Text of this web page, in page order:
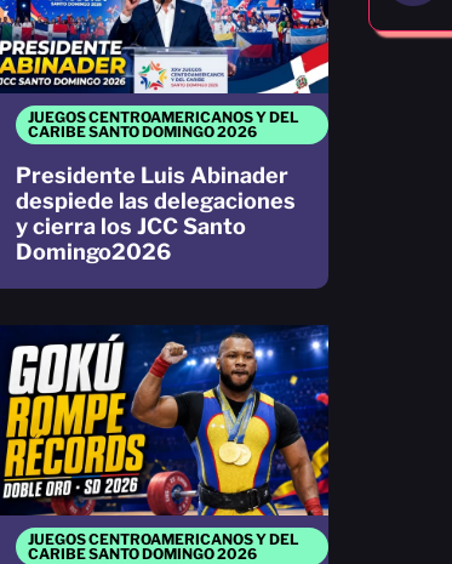
JUEGOS CENTROAMERICANOS Y DEL
CARIBE SANTO DOMINGO 2026
Presidente Luis Abinader
despiede las delegaciones
y cierra los JCC Santo
Domingo2026
JUEGOS CENTROAMERICANOS Y DEL
CARIBE SANTO DOMINGO 2026